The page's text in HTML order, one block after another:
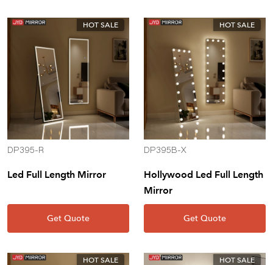
HOT SALE
DP395-R
Led Full Length Mirror
Get Quote
HOT SALE
DP395B-X
Hollywood Led Full Length
Mirror
Get Quote
HOT SALE HOT SALE